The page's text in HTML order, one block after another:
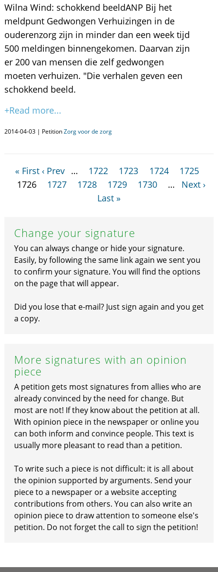
Wilna Wind: schokkend beeldANP Bij het
meldpunt Gedwongen Verhuizingen in de
ouderenzorg zijn in minder dan een week tijd
500 meldingen binnengekomen. Daarvan zijn
er 200 van mensen die zelf gedwongen
moeten verhuizen. "Die verhalen geven een
schokkend beeld.
+Read more...
2014-04-03 | PetitionZorg voor de zorg
« First ‹ Prev … 1722 1723 1724
1725
1726
1727 1728 1729 1730 …
Next ›
Last »
Change your signature
You can always change or hide your signature.
Easily, by following the same link again we sent you
to confirm your signature. You will find the options
on the page that will appear.
Did you lose that e-mail? Just sign again and you get
a copy.
More signatures with an opinion
piece
A petition gets most signatures from allies who are
already convinced by the need for change. But
most are not! If they know about the petition at all.
With opinion piece in the newspaper or online you
can both inform and convince people. This text is
usually more pleasant to read than a petition.
To write such a piece is not difficult: it is all about
the opinion supported by arguments. Send your
piece to a newspaper or a website accepting
contributions from others. You can also write an
opinion piece to draw attention to someone else's
petition. Do not forget the call to sign the petition!